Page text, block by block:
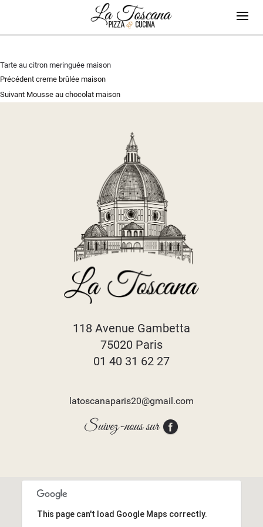
Tarte au citron meringuée maison
Navigation
de
Précédent Article
précédent :
creme brûlée maison
Suivant Article
Mousse au chocolat maison
118 Avenue Gambetta
75020 Paris
01 40 31 62 27
latoscanaparis20@gmail.com
Suivez-nous sur
This page can't load Google Maps correctly.